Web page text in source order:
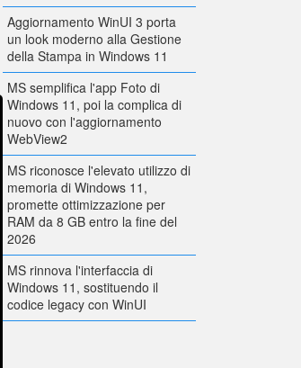
Aggiornamento WinUI 3 porta
un look moderno alla Gestione
della Stampa in Windows 11
MS semplifica l'app Foto di
Windows 11, poi la complica di
nuovo con l'aggiornamento
WebView2
MS riconosce l'elevato utilizzo di
memoria di Windows 11,
promette ottimizzazione per
RAM da 8 GB entro la fine del
2026
MS rinnova l'interfaccia di
Windows 11, sostituendo il
codice legacy con WinUI